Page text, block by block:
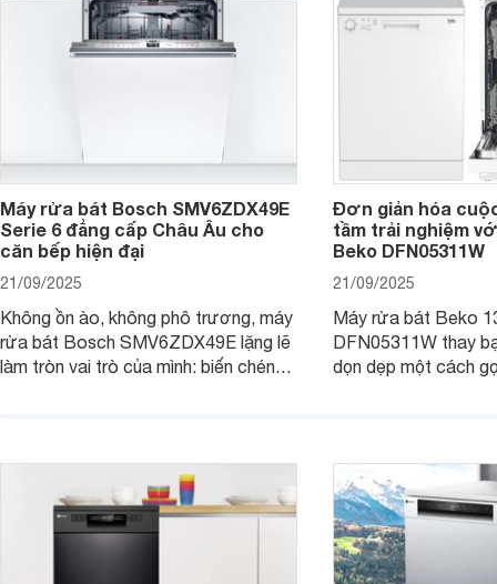
này nhé.
Máy rửa bát Bosch SMV6ZDX49E
Serie 6 đẳng cấp Châu Âu cho
căn bếp hiện đại
21/09/2025
Không ồn ào, không phô trương, máy
rửa bát Bosch SMV6ZDX49E lặng lẽ
làm tròn vai trò của mình: biến chén
Websosanh.vn đi tìm hiểu chi tiết sản
Đơn giản hóa
tầm trải nghiệm
Beko DFN05311W
21/09/2025
Máy rửa bát Beko
DFN05311W thay
dọn dẹp một cách
gian bếp của gia
người.